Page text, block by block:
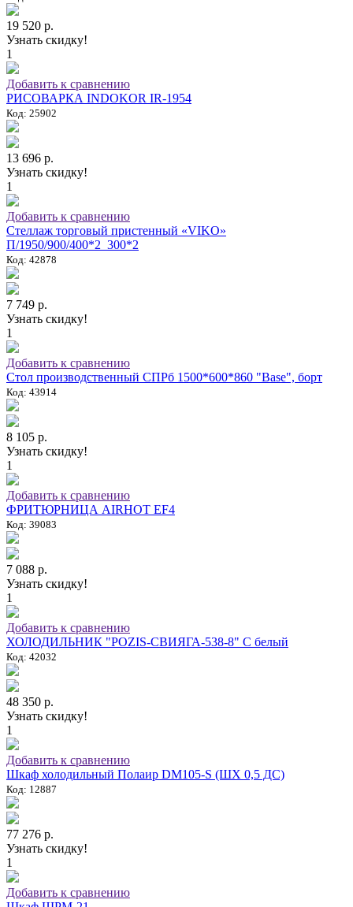
19 520 р.
Узнать скидку!
1
Добавить к сравнению
РИСОВАРКА INDOKOR IR-1954
Код: 25902
13 696 р.
Узнать скидку!
1
Добавить к сравнению
Стеллаж торговый пристенный «VIKO»
П/1950/900/400*2_300*2
Код: 42878
7 749 р.
Узнать скидку!
1
Добавить к сравнению
Стол производственный СПРб 1500*600*860 "Base", борт
Код: 43914
8 105 р.
Узнать скидку!
1
Добавить к сравнению
ФРИТЮРНИЦА AIRHOT EF4
Код: 39083
7 088 р.
Узнать скидку!
1
Добавить к сравнению
ХОЛОДИЛЬНИК "POZIS-СВИЯГА-538-8" C белый
Код: 42032
48 350 р.
Узнать скидку!
1
Добавить к сравнению
Шкаф холодильный Полаир DM105-S (ШХ 0,5 ДС)
Код: 12887
77 276 р.
Узнать скидку!
1
Добавить к сравнению